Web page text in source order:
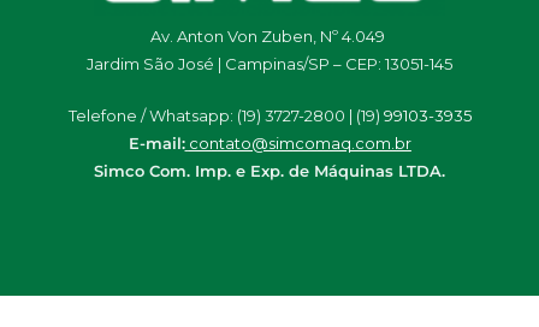
Av. Anton Von Zuben, Nº 4.049
Jardim São José | Campinas/SP – CEP: 13051-145
Telefone / Whatsapp: (19) 3727-2800 | (19) 99103-3935
E-mail: contato@simcomaq.com.br
Simco Com. Imp. e Exp. de Máquinas LTDA.